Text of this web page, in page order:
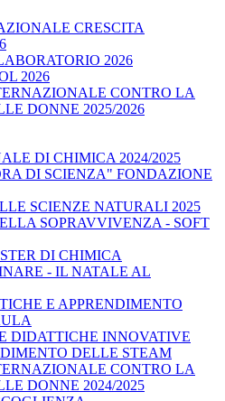
CRESCITA
2026
2026
CONTRO LA
DONNE 2025/2026
DI CHIMICA 2024/2025
DI SCIENZA" FONDAZIONE
SCIENZE NATURALI 2025
SOPRAVVIVENZA - SOFT
DI CHIMICA
- IL NATALE AL
E APPRENDIMENTO
DIDATTICHE INNOVATIVE
DELLE STEAM
CONTRO LA
DONNE 2024/2025